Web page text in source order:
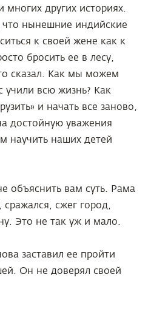
других историях.
нынешние индийские
к своей жене как к
бросить ее в лесу,
сказал. Как мы можем
учили всю жизнь? Как
и начать все заново,
достойную уважения
научить наших детей
объяснить вам суть. Рама
сжег город,
Это не так уж и мало.
заставил ее пройти
Он не доверял своей